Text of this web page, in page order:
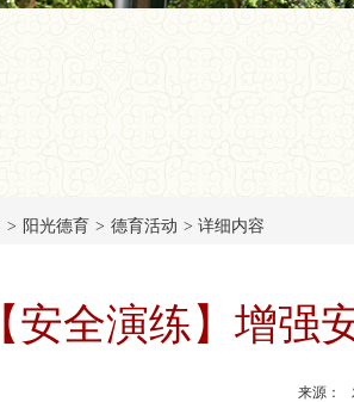
> 阳光德育 > 德育活动 > 详细内容
【安全演练】增强
来源：